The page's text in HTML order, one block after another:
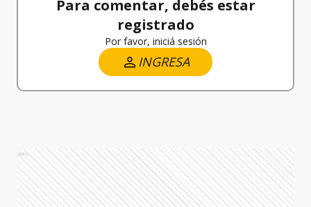
Para comentar, debés estar
registrado
Por favor, iniciá sesión
INGRESA
Ads